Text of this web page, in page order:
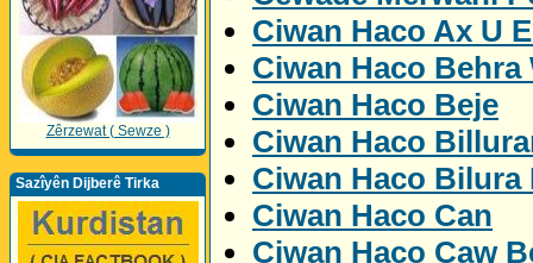
Zêrzewat ( Sewze )
Sazîyên Dijberê Tirka
Ciwan Haco Ax U
Ciwan Haco Behra
Ciwan Haco Beje
Ciwan Haco
Ciwan Haco Bilura
Ciwan Haco Can
Ciwan Haco Caw